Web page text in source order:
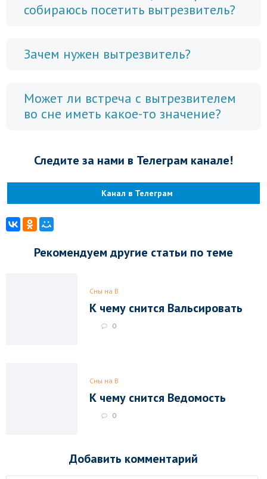
собираюсь посетить вытрезвитель?
Зачем нужен вытрезвитель?
Может ли встреча с вытрезвителем
во сне иметь какое-то значение?
Следите за нами в Телеграм канале!
Канал в Телеграм
Рекомендуем другие статьи по теме
Сны на В
К чему снится Вальсировать
0
Сны на В
К чему снится Ведомость
0
Добавить комментарий